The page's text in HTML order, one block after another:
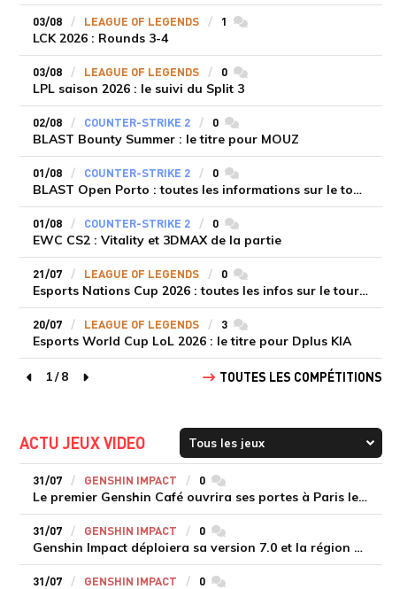
03/08 LEAGUE OF LEGENDS 1 commentaires
LCK 2026 : Rounds 3-4
03/08 LEAGUE OF LEGENDS 0commentaires
LPL saison 2026 : le suivi du Split 3
02/08 COUNTER-STRIKE 2 0commentaires
BLAST Bounty Summer : le titre pour MOUZ
01/08 COUNTER-STRIKE 2 0commentaires
BLAST Open Porto : toutes les informations sur le tournoi
01/08 COUNTER-STRIKE 2 0commentaires
EWC CS2 : Vitality et 3DMAX de la partie
21/07 LEAGUE OF LEGENDS 0commentaires
Esports Nations Cup 2026 : toutes les infos sur le tournoi
20/07 LEAGUE OF LEGENDS 3commentaires
Esports World Cup LoL 2026 : le titre pour Dplus KIA
page précédente
1/8
page suivante
TOUTES LES COMPÉTITIONS
ACTU JEUX VIDEO
31/07 GENSHIN IMPACT 0commentaires
Le premier Genshin Café ouvrira ses portes à Paris le 14 août
31/07 GENSHIN IMPACT 0commentaires
Genshin Impact déploiera sa version 7.0 et la région de Snezhnaya le 12 août
31/07 GENSHIN IMPACT 0commentaires